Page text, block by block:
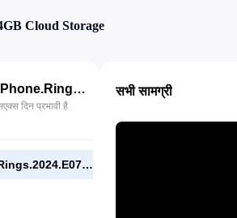
Cloud Storage
When.The.Phone.Rings.2024.E07.1080p.NF.WEB.[RMC].mp4
दिन प्रभावी है
When.The.Phone.Rings.2024.E07.1080p.NF.WEB.[RMC].mp4
सभी सामग्री